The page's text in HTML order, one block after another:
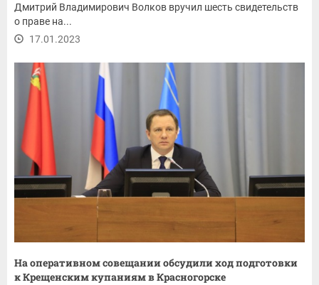
Дмитрий Владимирович Волков вручил шесть свидетельств
о праве на...
17.01.2023
На оперативном совещании обсудили ход подготовки
к Крещенским купаниям в Красногорске